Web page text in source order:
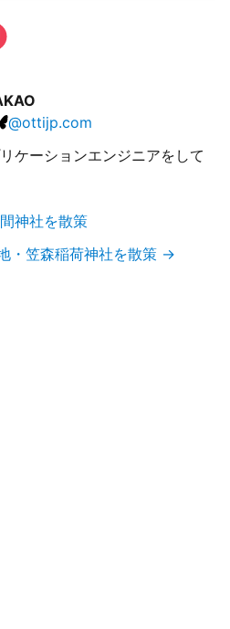
@ottijp.com
ケーションエンジニアをして
神社を散策
・笠森稲荷神社を散策 →